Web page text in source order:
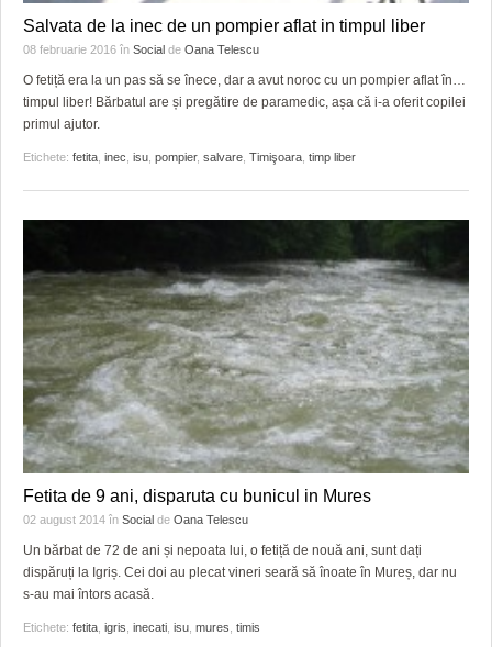
Salvata de la inec de un pompier aflat in timpul liber
08 februarie 2016 în Social de Oana Telescu
O fetiță era la un pas să se înece, dar a avut noroc cu un pompier aflat în…
timpul liber! Bărbatul are și pregătire de paramedic, așa că i-a oferit copilei
primul ajutor.
Etichete: fetita inec isu pompier, salvare Timişoara timp liber
Fetita de 9 ani, disparuta cu bunicul in Mures
02 august 2014 în Social de Oana Telescu
Un bărbat de 72 de ani și nepoata lui, o fetiță de nouă ani, sunt dați
dispăruți la Igriș. Cei doi au plecat vineri seară să înoate în Mureș, dar nu
s-au mai întors acasă.
Etichete: fetita igris inecati isu mures timis